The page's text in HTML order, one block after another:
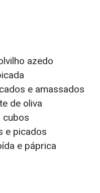
azedo
e amassados
de oliva
cubos
e picados
e páprica